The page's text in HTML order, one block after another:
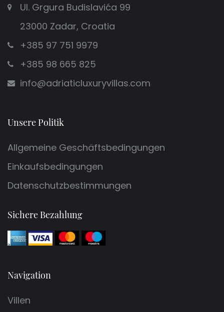
Ul. Grgura Budislavića 99
23000 Zadar, Croatia
+385 97 751 9979
+385 98 665 825
info@adriaticluxuryvillas.com
Unsere Politik
Allgemeine Geschäftsbedingungen
Einkaufsbedingungen
Datenschutzbestimmungen
Sichere Bezahlung
Navigation
Villen